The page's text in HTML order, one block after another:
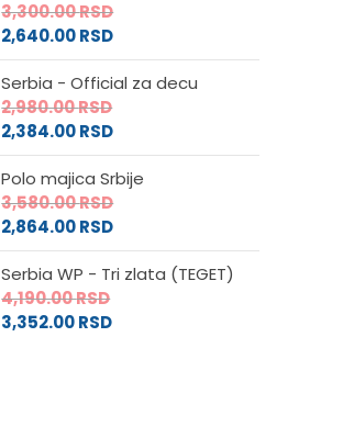
3,300.00RSD
2,640.00RSD
Serbia - Official za decu
2,980.00RSD
2,384.00RSD
Polo majica Srbije
3,580.00RSD
2,864.00RSD
Serbia WP - Tri zlata (TEGET)
4,190.00RSD
3,352.00RSD